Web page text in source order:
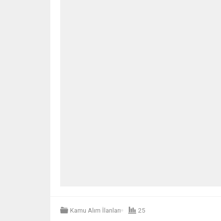
Kamu Alım İlanları 25